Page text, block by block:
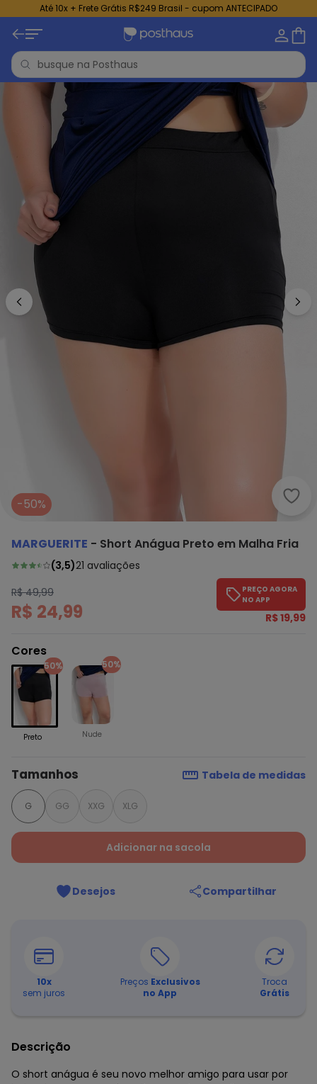
Até 10x + Frete Grátis R$249 Brasil - cupom ANTECIPADO
-50%
MARGUERITE - Short Anágua Preto em Malha Fria
(3,5)21 avaliações
R$ 49,99
R$ 24,99
PREÇO AGORA
NO APP
R$ 19,99
Cores
50%
Preto
50%
Nude
Tamanhos Tabela de medidas
G GG XXG XLG
Adicionar na sacola
Desejos Compartilhar
10x
sem juros
Preços Exclusivos
no App
Troca
Grátis
Descrição
O short anágua é seu novo melhor amigo para usar por